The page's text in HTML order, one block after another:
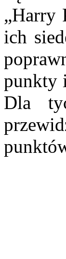
„Harry
ich
punkty
Dla